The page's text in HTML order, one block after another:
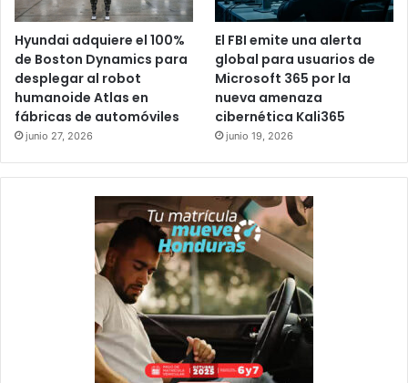
Hyundai adquiere el 100%
de Boston Dynamics para
desplegar al robot
humanoide Atlas en
fábricas de automóviles
junio 27, 2026
El FBI emite una alerta
global para usuarios de
Microsoft 365 por la
nueva amenaza
cibernética Kali365
junio 19, 2026